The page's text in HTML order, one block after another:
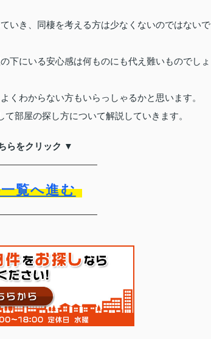
いき、同棲を考える方は少なくないのではないで
下にいる安心感は何ものにも代え難いものでしょ
くわからない方もいらっしゃるかと思います。
部屋の探し方について解説していきます。
らをクリック ▼
覧へ進む